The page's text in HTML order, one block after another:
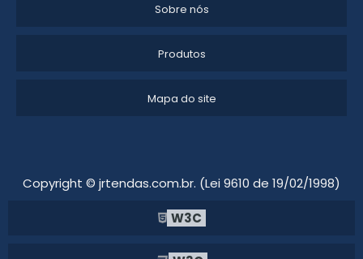
EMPRESAS DE STANDS PARA FEIRAS
MONTAGEM DE STANDS E EXPOSIÇÕES
STAND PARA EVENTO CORPORATIVO
Sobre nós
Produtos
Mapa do site
Copyright © jrtendas.com.br. (Lei 9610 de 19/02/1998)
W3C